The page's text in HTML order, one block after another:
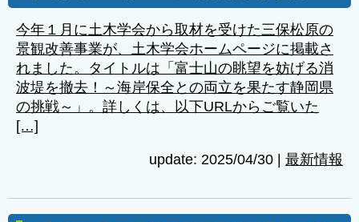
今年１月に土木学会から取材を受けた三保松原の
景観改善事業が、土木学会ホームページに掲載さ
れました。タイトルは「富士山の眺望を妨げる消
波堤を撤去！～海岸保全との両立を果たす静岡県
の挑戦～」。詳しくは、以下URLからご覧いた
[…]
update: 2025/04/30 最新情報